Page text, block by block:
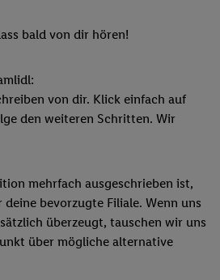
bald von dir hören!
von dir. Klick einfach auf
den weiteren Schritten. Wir
mehrfach ausgeschrieben ist,
bevorzugte Filiale. Wenn uns
überzeugt, tauschen wir uns
über mögliche alternative